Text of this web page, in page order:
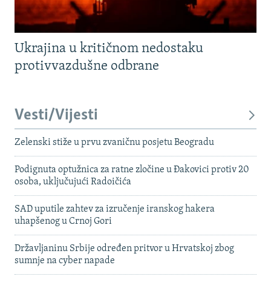
Ukrajina u kritičnom nedostaku
protivvazdušne odbrane
Vesti/Vijesti
Zelenski stiže u prvu zvaničnu posjetu Beogradu
Podignuta optužnica za ratne zločine u Đakovici protiv 20
osoba, uključujući Radoičića
SAD uputile zahtev za izručenje iranskog hakera
uhapšenog u Crnoj Gori
Državljaninu Srbije određen pritvor u Hrvatskoj zbog
sumnje na cyber napade